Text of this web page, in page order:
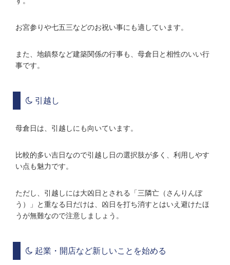
お宮参りや七五三などのお祝い事にも適しています。
また、地鎮祭など建築関係の行事も、母倉日と相性のいい行
事です。
引越し
母倉日は、引越しにも向いています。
比較的多い吉日なので引越し日の選択肢が多く、利用しやす
い点も魅力です。
ただし、引越しには大凶日とされる「三隣亡（さんりんぼ
う）」と重なる日だけは、凶日を打ち消すとはいえ避けたほ
うが無難なので注意しましょう。
起業・開店など新しいことを始める